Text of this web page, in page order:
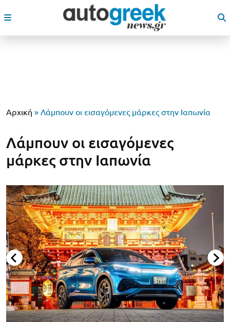
Αρχική » Λάμπουν οι εισαγόμενες μάρκες στην Ιαπωνία
Λάμπουν οι εισαγόμενες
μάρκες στην Ιαπωνία